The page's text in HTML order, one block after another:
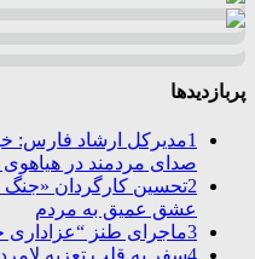
پربازدیدها
1مدیرکل ارشاد فارس:
صدای مردمند در هیاهوی
2تحسین کارگردان «جنگ
عشق عمیق به مردم
3ماجرای طنز “عزاداری